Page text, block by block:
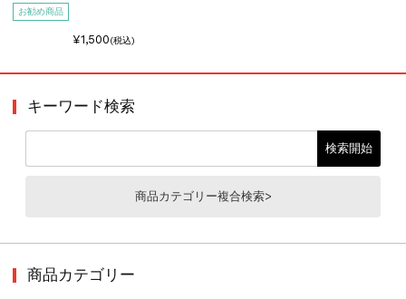
お勧め商品
¥1,500(税込)
キーワード検索
商品カテゴリー複合検索>
商品カテゴリー